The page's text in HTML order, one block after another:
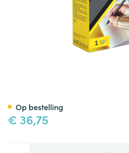
€ 36,75
Op bestelling